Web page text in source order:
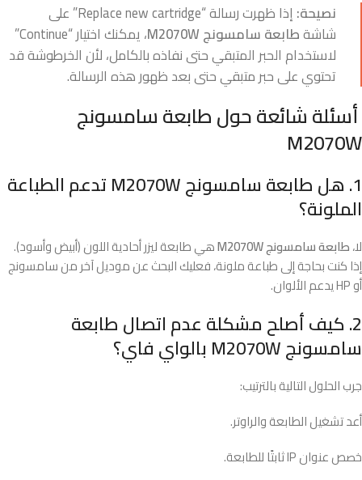
نصيحة:
إذا ظهرت رسالة “Replace new cartridge” على
شاشةطابعة سامسونج M2070W
، يمكنك اختيار “Continue”
لاستخدام الحبر المتبقي حتى نفاذه بالكامل، لأن الخرطوشة قد
تحتوي على حبر متبقي حتى بعد ظهور هذه الرسالة.
أسئلة شائعة حول طابعة سامسونج
M2070W
1. هل طابعة سامسونج M2070W تدعم الطباعة
الملونة؟
لا،طابعة سامسونج M2070W
هي طابعة ليزر أحادية اللون (أبيض وأسود).
إذا كنت بحاجة إلى طباعة ملونة، فعليك البحث عن موديل آخر من سامسونج
أو HP يدعم الألوان.
2. كيف أصلح مشكلة عدم اتصال طابعة
سامسونج M2070W بالواي فاي؟
جرب الحلول التالية بالترتيب:
أعد تشغيل الطابعة والراوتر.
خصص عنوان IP ثابتًا للطابعة.